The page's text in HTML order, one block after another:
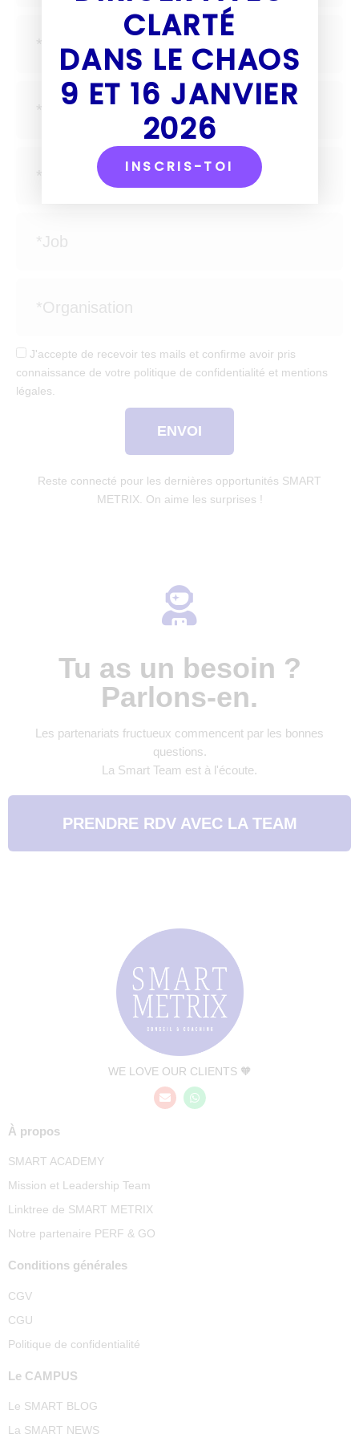
J'accepte de recevoir tes mails et confirme avoir pris
connaissance de votre politique de confidentialité et mentions
légales.
ENVOI
Reste connecté pour les dernières opportunités SMART
METRIX. On aime les surprises !
Tu as un besoin ?
Parlons-en.
Les partenariats fructueux commencent par les bonnes
questions.
La Smart Team est à l'écoute.
PRENDRE RDV AVEC LA TEAM
WE LOVE OUR CLIENTS 🧡
À propos
SMART ACADEMY
Mission et Leadership Team
Linktree de SMART METRIX
Notre partenaire PERF & GO
Conditions générales
CGV
CGU
Politique de confidentialité
Le CAMPUS
Le SMART BLOG
La SMART NEWS
CLARTÉ
DANS LE CHAOS
9 ET 16 JANVIER
2026
INSCRIS-TOI